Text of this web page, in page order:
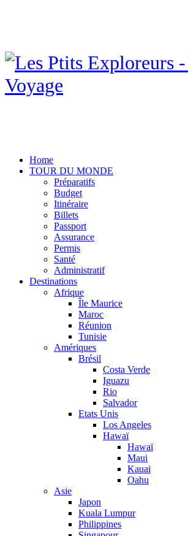
Home
TOUR DU MONDE
Préparatifs
Budget
Itinéraire
Billets
Passport
Assurance
Permis
Santé
Administratif
Destinations
Afrique
Île Maurice
Maroc
Réunion
Tunisie
Amériques
Brésil
Costa Verde
Iguazu
Rio
Salvador
Etats Unis
Los Angeles
Hawaï
Hawaï
Maui
Kauai
Oahu
Asie
Japon
Kuala Lumpur
Philippines